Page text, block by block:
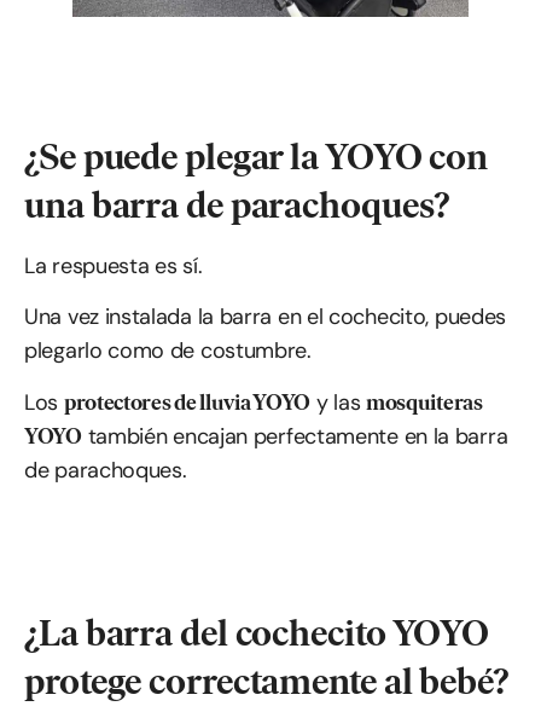
¿Se puede plegar la YOYO con
una barra de parachoques?
La respuesta es sí.
Una vez instalada la barra en el cochecito, puedes
plegarlo como de costumbre.
Los protectores de lluvia YOYO y las mosquiteras
YOYOtambién encajan perfectamente en la barra
de parachoques.
¿La barra del cochecito YOYO
protege correctamente al bebé?